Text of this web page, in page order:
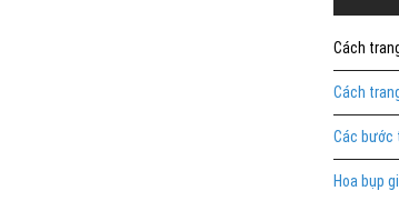
Cách
Cách
Các bước
Hoa bụp